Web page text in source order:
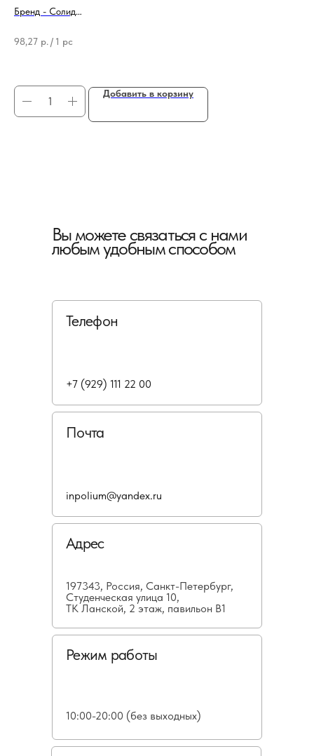
Бренд - Солид
98,27 р. / 1 pc
Добавить в корзину
Вы можете связаться с нами
любым удобным способом
Телефон
Почта
Адрес
197343, Россия, Санкт-Петербург,
Студенческая улица 10,
ТК Ланской, 2 этаж, павильон В1
Режим работы
10:00-20:00 (без выходных)
+7 (929) 111 22 00
inpolium@yandex.ru